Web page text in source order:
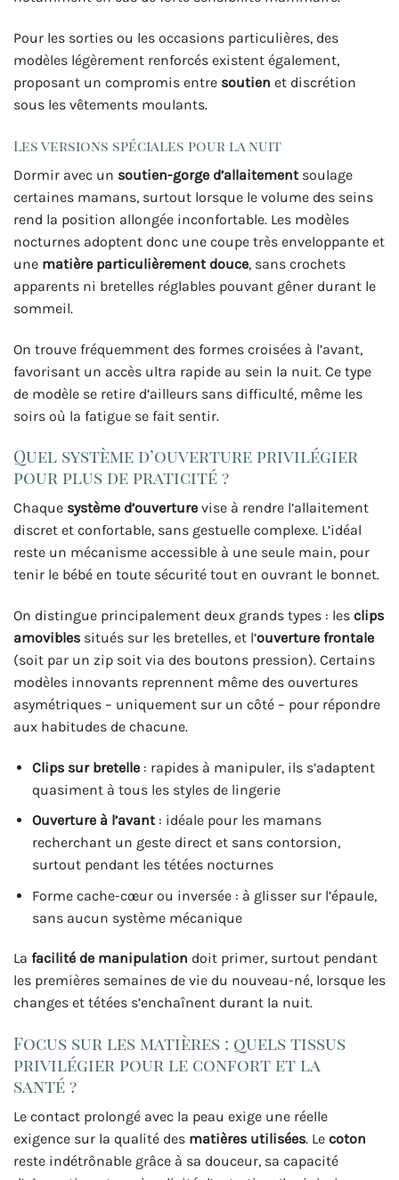
Pour les sorties ou les occasions particulières, des
modèles légèrement renforcés existent également,
proposant un compromis entre soutien et discrétion
sous les vêtements moulants.
Les versions spéciales pour la nuit
Dormir avec un soutien-gorge d’allaitement soulage
certaines mamans, surtout lorsque le volume des seins
rend la position allongée inconfortable. Les modèles
nocturnes adoptent donc une coupe très enveloppante et
une matière particulièrement douce, sans crochets
apparents ni bretelles réglables pouvant gêner durant le
sommeil.
On trouve fréquemment des formes croisées à l’avant,
favorisant un accès ultra rapide au sein la nuit. Ce type
de modèle se retire d’ailleurs sans difficulté, même les
soirs où la fatigue se fait sentir.
Quel système d’ouverture privilégier
pour plus de praticité ?
Chaque système d’ouverture vise à rendre l’allaitement
discret et confortable, sans gestuelle complexe. L’idéal
reste un mécanisme accessible à une seule main, pour
tenir le bébé en toute sécurité tout en ouvrant le bonnet.
On distingue principalement deux grands types : les clips
amovibles situés sur les bretelles, et l’ouverture frontale
(soit par un zip soit via des boutons pression). Certains
modèles innovants reprennent même des ouvertures
asymétriques – uniquement sur un côté – pour répondre
aux habitudes de chacune.
Clips sur bretelle: rapides à manipuler, ils s’adaptent
quasiment à tous les styles de lingerie
Ouverture à l’avant: idéale pour les mamans
recherchant un geste direct et sans contorsion,
surtout pendant les tétées nocturnes
Forme cache-cœur ou inversée : à glisser sur l’épaule,
sans aucun système mécanique
La facilité de manipulation doit primer, surtout pendant
les premières semaines de vie du nouveau-né, lorsque les
changes et tétées s’enchaînent durant la nuit.
Focus sur les matières : quels tissus
privilégier pour le confort et la
santé ?
Le contact prolongé avec la peau exige une réelle
exigence sur la qualité des matières utilisées. Le coton
reste indétrônable grâce à sa douceur, sa capacité